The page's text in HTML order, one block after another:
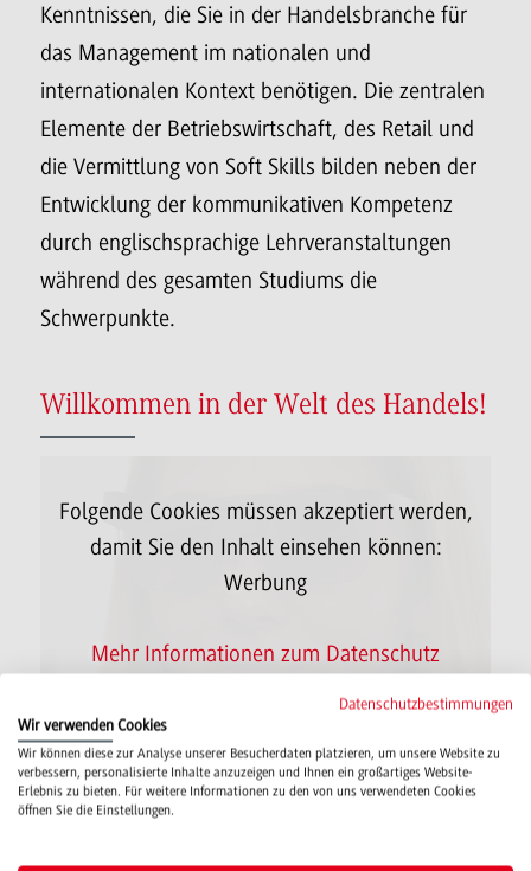
Kenntnissen, die Sie in der Handelsbranche für
das Management im nationalen und
internationalen Kontext benötigen. Die zentralen
Elemente der Betriebswirtschaft, des Retail und
die Vermittlung von Soft Skills bilden neben der
Entwicklung der kommunikativen Kompetenz
durch englischsprachige Lehrveranstaltungen
während des gesamten Studiums die
Schwerpunkte.
Willkommen in der Welt des Handels!
Folgende Cookies müssen akzeptiert werden,
damit Sie den Inhalt einsehen können:
Werbung
Mehr Informationen zum Datenschutz
Unsere Veranstaltungen im Überblick
Datenschutzbestimmungen
Wir verwenden Cookies
Wir können diese zur Analyse unserer Besucherdaten platzieren, um unsere Website zu
verbessern, personalisierte Inhalte anzuzeigen und Ihnen ein großartiges Website-
Erlebnis zu bieten. Für weitere Informationen zu den von uns verwendeten Cookies
öffnen Sie die Einstellungen.